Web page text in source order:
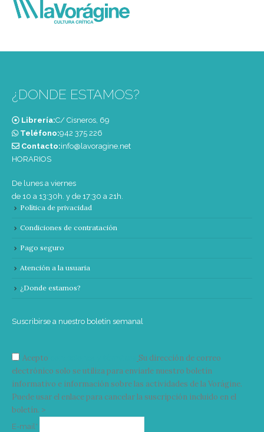
¿DONDE ESTAMOS?
Librería:C/ Cisneros, 69
Teléfono:‭942 375 226‬
Contacto:info@lavoragine.net
HORARIOS
De lunes a viernes
de 10 a 13:30h. y de 17:30 a 21h.
Política de privacidad
Condiciones de contratación
Pago seguro
Atención a la usuaria
¿Donde estamos?
Suscribirse a nuestro boletín semanal
Acepto
Su dirección de correo
electrónico solo se utiliza para enviarle nuestro boletín
informativo e información sobre las actividades de la Vorágine.
Puede usar el enlace para cancelar la suscripción incluido en el
boletín. >
E-mail*